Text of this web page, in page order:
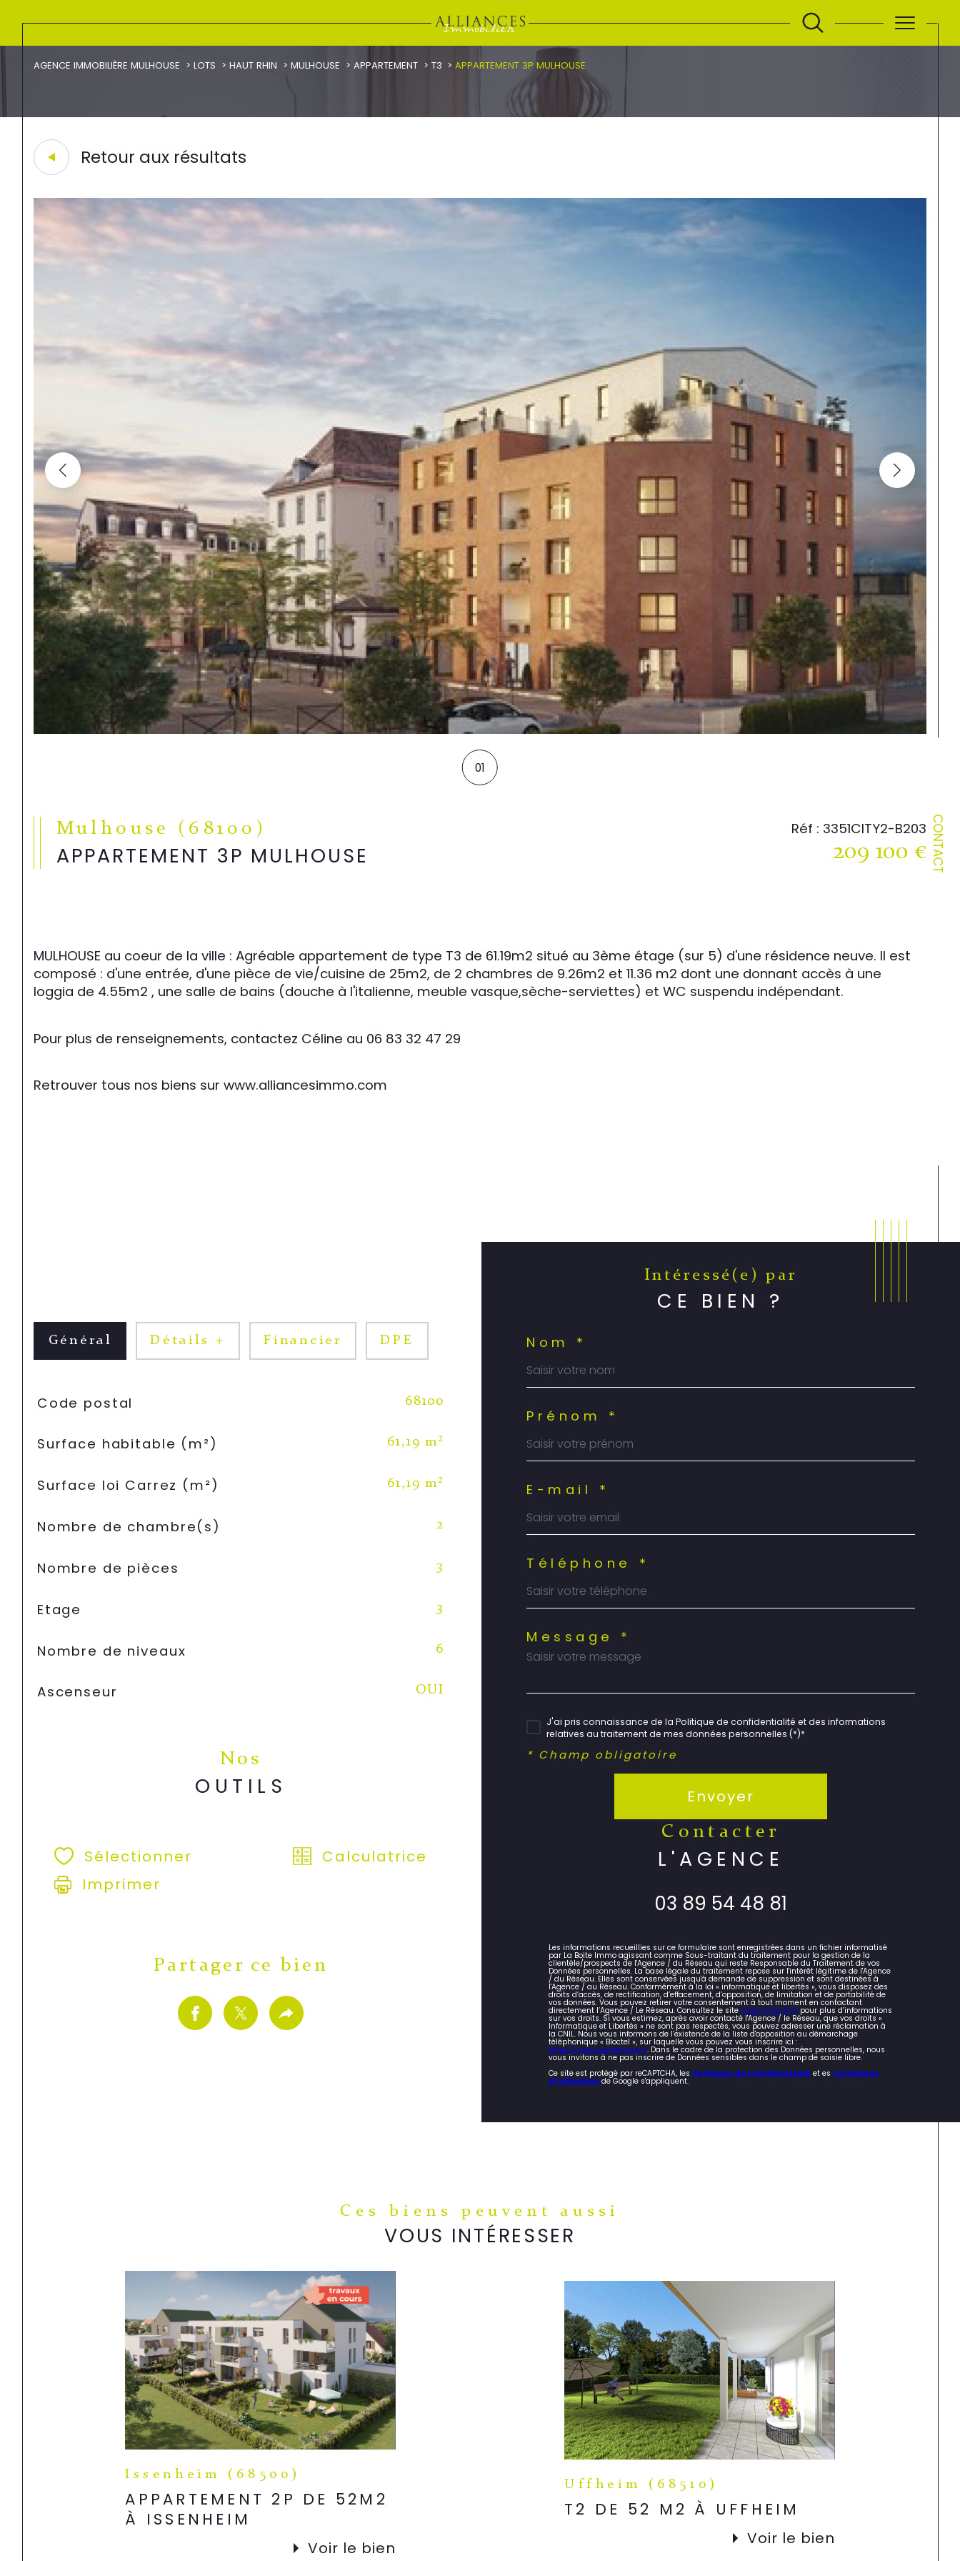
CONTACT
AGENCE IMMOBILIÈRE MULHOUSE LOTS HAUT RHIN MULHOUSE APPARTEMENT T3 APPARTEMENT 3P MULHOUSE
Retour aux résultats
01
Mulhouse (68100)
APPARTEMENT 3P MULHOUSE
Réf : 3351CITY2-B203
209 100 €
MULHOUSE au coeur de la ville : Agréable appartement de type T3 de 61.19m2 situé au 3ème étage (sur 5) d'une résidence neuve. Il est
composé : d'une entrée, d'une pièce de vie/cuisine de 25m2, de 2 chambres de 9.26m2 et 11.36 m2 dont une donnant accès à une
loggia de 4.55m2 , une salle de bains (douche à l'italienne, meuble vasque,sèche-serviettes) et WC suspendu indépendant.
Pour plus de renseignements, contactez Céline au 06 83 32 47 29
Retrouver tous nos biens sur www.alliancesimmo.com
Général Détails + Financier DPE
TRAD_SIROCCO_Caracteristique
Code postal 68100
Surface habitable (m²) 61,19 m²
Surface loi Carrez (m²) 61,19 m²
Nombre de chambre(s) 2
Nombre de pièces 3
Etage 3
Nombre de niveaux 6
Ascenseur OUI
Nos
OUTILS
Sélectionner
Calculatrice
Imprimer
Partager ce bien
Intéressé(e) par
CE BIEN ?
Nom *
Prénom *
E-mail *
Téléphone *
Message *
J'ai pris connaissance de la Politique de confidentialité et des informations
relatives au traitement de mes données personnelles (*)*
* Champ obligatoire
Envoyer
contacter
L'AGENCE
03 89 54 48 81
Les informations recueillies sur ce formulaire sont enregistrées dans un fichier informatisé
par La Boite Immo agissant comme Sous-traitant du traitement pour la gestion de la
clientèle/prospects de l'Agence / du Réseau qui reste Responsable du Traitement de vos
Données personnelles. La base légale du traitement repose sur l'intérêt légitime de l'Agence
/ du Réseau. Elles sont conservées jusqu'à demande de suppression et sont destinées à
l'Agence / au Réseau. Conformément à la loi « informatique et libertés », vous disposez des
droits d’accès, de rectification, d’effacement, d’opposition, de limitation et de portabilité de
vos données. Vous pouvez retirer votre consentement à tout moment en contactant
directement l’Agence / Le Réseau. Consultez le site https://cnil.fr/frpour plus d’informations
sur vos droits. Si vous estimez, après avoir contacté l'Agence / le Réseau, que vos droits «
Informatique et Libertés » ne sont pas respectés, vous pouvez adresser une réclamation à
la CNIL. Nous vous informons de l’existence de la liste d'opposition au démarchage
téléphonique « Bloctel », sur laquelle vous pouvez vous inscrire ici :
https://www.bloctel.gouv.fr. Dans le cadre de la protection des Données personnelles, nous
vous invitons à ne pas inscrire de Données sensibles dans le champ de saisie libre.
Ce site est protégé par reCAPTCHA, les Politiques de Confidentialité et es Conditions
d'utilisationde Google s'appliquent.
Ces biens peuvent aussi
VOUS INTÉRESSER
Issenheim (68500)
APPARTEMENT 2P DE 52M2
À ISSENHEIM
Voir le bien
Uffheim (68510)
T2 DE 52 M2 À UFFHEIM
Voir le bien